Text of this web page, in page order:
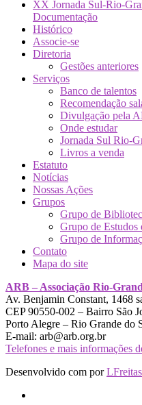
XX Jornada Sul-Rio-
Documentação
Histórico
Associe-se
Diretoria
Gestões anteriores
Serviços
Banco de talentos
Recomendação
Divulgação pela
Onde estudar
Jornada Sul Rio-
Livros a venda
Estatuto
Notícias
Nossas Ações
Grupos
Grupo de
Grupo de Estudos
Grupo de
Contato
Mapa do site
ARB – Associação Rio-
Av. Benjamin Constant, 1468
CEP 90550-002 – Bairro São
Porto Alegre – Rio Grande do
E-mail: arb@arb.org.br
Telefones e mais informações
Desenvolvido com porLFreitas